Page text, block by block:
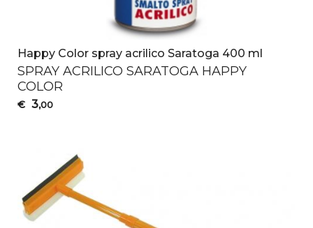
Happy Color spray acrilico Saratoga 400 ml
SPRAY ACRILICO SARATOGA HAPPY
COLOR
€ 3,00